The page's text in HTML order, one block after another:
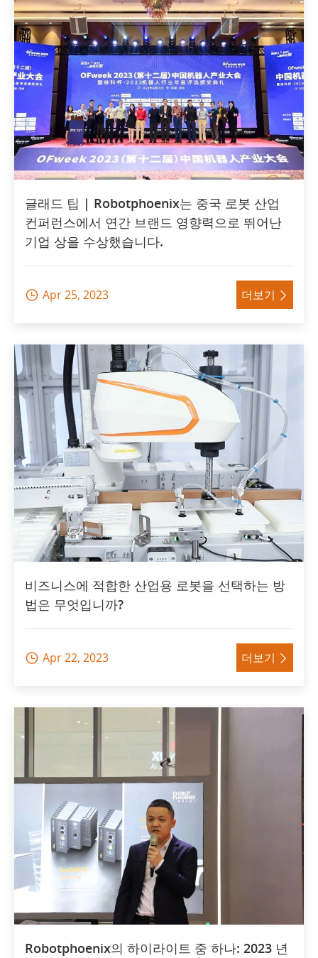
글래드 팁 | Robotphoenix는 중국 로봇 산업
컨퍼런스에서 연간 브랜드 영향력으로 뛰어난
기업 상을 수상했습니다.
 Apr 25, 2023 더보기 
비즈니스에 적합한 산업용 로봇을 선택하는 방
법은 무엇입니까?
 Apr 22, 2023 더보기 
Robotphoenix의 하이라이트 중 하나: 2023 년